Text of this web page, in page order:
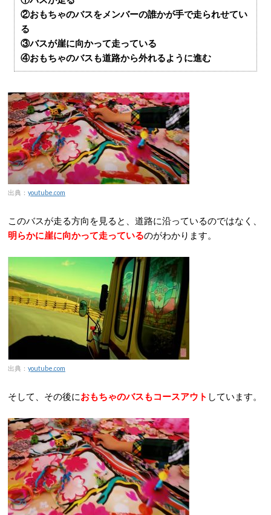
②おもちゃのバスをメンバーの誰かが手で走られせてい
る
③バスが崖に向かって走っている
④おもちゃのバスも道路から外れるように進む
出典： youtube.com
このバスが走る方向を見ると、道路に沿っているのではなく、
明らかに崖に向かって走っているのがわかります。
出典： youtube.com
そして、その後におもちゃのバスもコースアウト しています。